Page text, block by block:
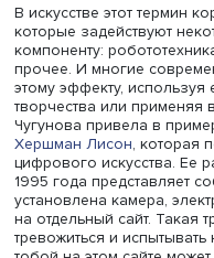
вместе с тем нечто
своих трудах
быть скрытым, но
можно встретить,